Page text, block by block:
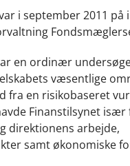
i september 2011 på
en ordinær
væsentlige
fra en risikobaseret
Finanstilsynet især
direktionens arbejde,
samt økonomiske